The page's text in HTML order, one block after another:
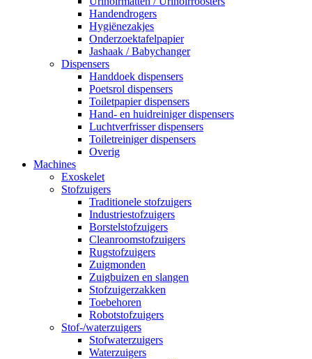
Handendrogers
Hygiënezakjes
Onderzoektafelpapier
Jashaak / Babychanger
Dispensers
Handdoek dispensers
Poetsrol dispensers
Toiletpapier dispensers
Hand- en huidreiniger dispensers
Luchtverfrisser dispensers
Toiletreiniger dispensers
Overig
Machines
Exoskelet
Stofzuigers
Traditionele stofzuigers
Industriestofzuigers
Borstelstofzuigers
Cleanroomstofzuigers
Rugstofzuigers
Zuigmonden
Zuigbuizen en slangen
Stofzuigerzakken
Toebehoren
Robotstofzuigers
Stof-/waterzuigers
Stofwaterzuigers
Waterzuigers